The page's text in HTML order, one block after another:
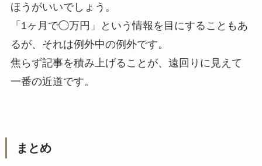
ほうがいいでしょう。
「1ヶ月で◯万円」という情報を目にすることもあ
るが、それは例外中の例外です。
焦らず記事を積み上げることが、遠回りに見えて
一番の近道です。
まとめ